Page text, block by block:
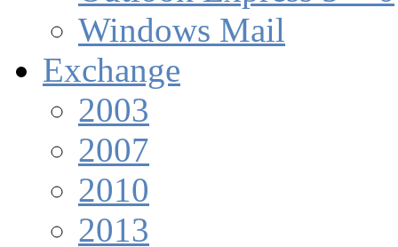
Windows Mail
Exchange
2003
2007
2010
2013